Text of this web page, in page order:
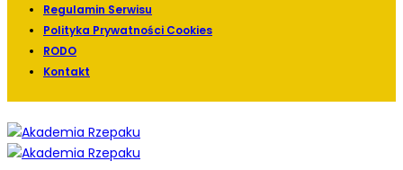
Regulamin Serwisu
Polityka Prywatności Cookies
RODO
Kontakt